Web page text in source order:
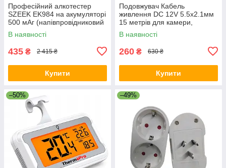
Професійний алкотестер
SZEEK EK984 на акумуляторі
500 мАг (напівпровідниковий
сенсор, 10 мундштуків +
чохол)
В наявності
435 ₴ 2 415 ₴
Купити
Подовжувач Кабель
живлення DC 12V 5.5х2.1мм
15 метрів для камери,
роутера, LED стрічки
В наявності
260 ₴ 630 ₴
Купити
–50% –49%